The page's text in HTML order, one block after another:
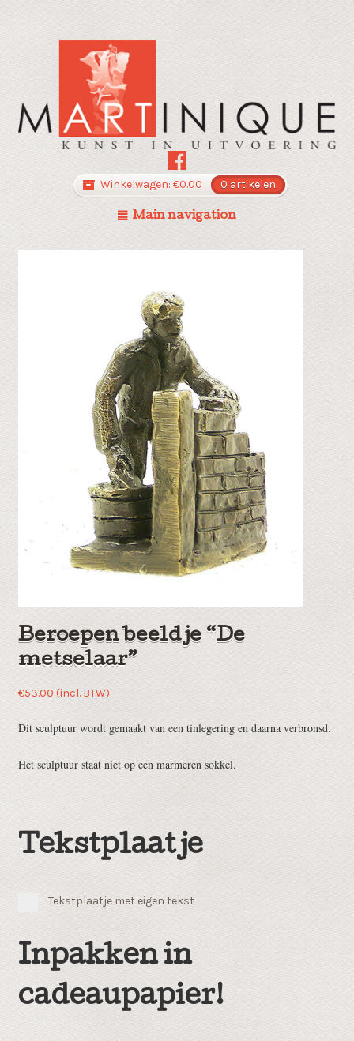
Winkelwagen: €0.00 0 artikelen
Main navigation
Beroepen beeldje “De
metselaar”
€53.00 (incl. BTW)
Dit sculptuur wordt gemaakt van een tinlegering en daarna verbronsd.
Het sculptuur staat niet op een marmeren sokkel.
Tekstplaatje
Tekstplaatje met eigen tekst
Inpakken in
cadeaupapier!